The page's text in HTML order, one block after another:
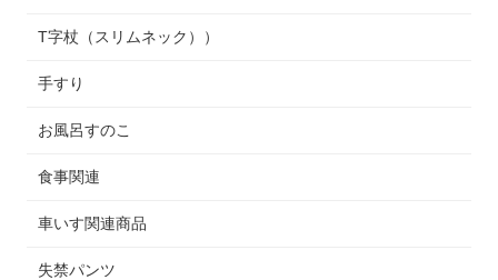
T字杖（スリムネック））
手すり
お風呂すのこ
食事関連
車いす関連商品
失禁パンツ